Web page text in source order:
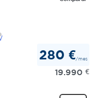
280 €/mes
19.990 €